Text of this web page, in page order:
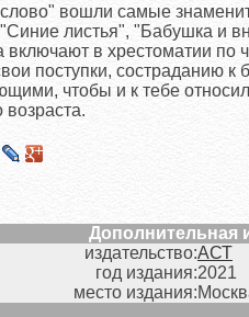
вошли самые
листья", "Бабушка и
включают в хрестоматии по
поступки, состраданию
чтобы и к тебе
Дополнительная
издательство:АСТ
год издания:2021
место издания: